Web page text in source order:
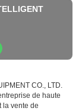
CO., LTD.
de haute
la vente de